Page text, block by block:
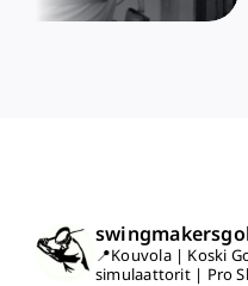
📍Kouvola | Koski
simulaattorit | Pro